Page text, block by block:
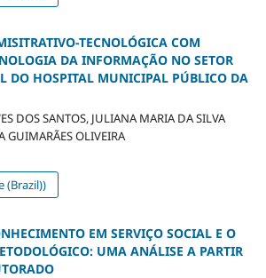
TECNOLÓGICA COM
DA INFORMAÇÃO NO SETOR
DO HOSPITAL MUNICIPAL PÚBLICO DA
DOS SANTOS, JULIANA MARIA DA SILVA
OLIVEIRA
(Brazil))
EM SERVIÇO SOCIAL E O
UMA ANÁLISE A PARTIR